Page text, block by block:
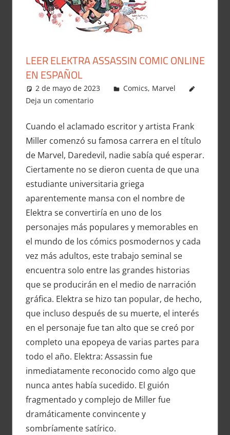
LEER ELEKTRA ASSASSIN COMIC ONLINE
EN ESPAÑOL
2 de mayo de 2023 Carlitox Banana
Comics, Marvel
Deja un comentario
Cuando el aclamado escritor y artista Frank
Miller comenzó su famosa carrera en el título
de Marvel, Daredevil, nadie sabía qué esperar.
Ciertamente no se dieron cuenta de que una
estudiante universitaria griega
aparentemente mansa con el nombre de
Elektra se convertiría en uno de los
personajes más populares y memorables en
el mundo de los cómics posmodernos y cada
vez más adultos, este trabajo seminal se
encuentra solo entre las grandes historias
que se producirán en el medio de narración
gráfica. Elektra se hizo tan popular, de hecho,
que incluso después de su muerte, el interés
en el personaje fue tan alto que se creó por
completo una epopeya de varias partes para
todo el año. Elektra: Assassin fue
inmediatamente reconocido como algo que
nunca antes había sucedido. El guión
fragmentado y complejo de Miller fue
dramáticamente convincente y
sombríamente satírico.